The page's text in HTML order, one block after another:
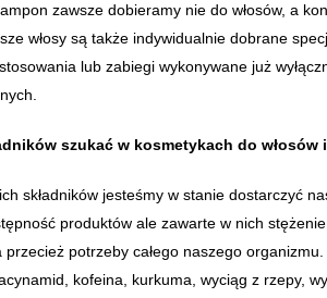
zawsze dobieramy nie do włosów, a
włosy są także indywidualnie dobrane
lub zabiegi wykonywane już
szukać w kosmetykach do
składników jesteśmy w stanie dostarczyć
produktów ale zawarte w nich
przecież potrzeby całego naszego
kofeina, kurkuma, wyciąg z rzepy,